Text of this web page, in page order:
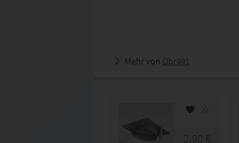
Mehr von Dbr991
2,90 €